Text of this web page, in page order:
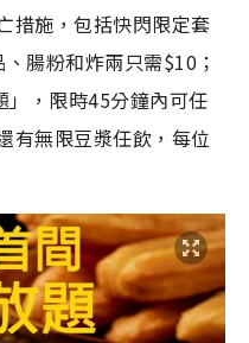
措施，包括快閃限定套
腸粉和炸兩只需$10；
，限時45分鐘內可任
有無限豆漿任飲，每位